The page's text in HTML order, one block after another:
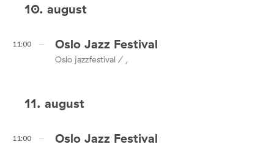
10. august
11:00 Oslo Jazz Festival
Oslo jazzfestival / ,
11. august
11:00 Oslo Jazz Festival